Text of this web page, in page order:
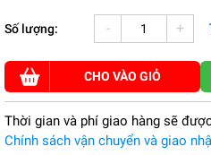
Số lượng: - +
CHO VÀO GIỎ
Thời gian và phí giao hàng sẽ
Chính sách vận chuyển và giao